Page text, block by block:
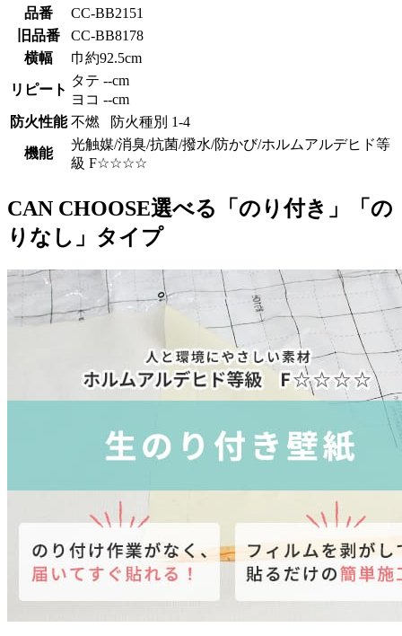
品番
CC-BB2151
旧品番
CC-BB8178
横幅
巾約92.5cm
リピート
タテ --cm
ヨコ --cm
防火性能 不燃 防火種別 1-4
機能
光触媒/消臭/抗菌/撥水/防かび/ホルムアルデヒド等
級 F☆☆☆☆
CAN CHOOSE選べる「のり付き」「の
りなし」タイプ